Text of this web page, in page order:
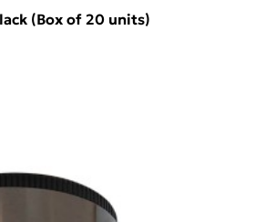
(Box of 20 units)